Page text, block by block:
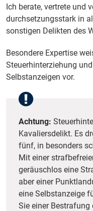
Ich berate, vertrete und
durchsetzungsstark in
sonstigen Delikten des
Besondere Expertise
Steuerhinterziehung
Selbstanzeigen vor.
Achtung:
Kavaliersdelikt. Es
fünf, in besonders
Mit einer
geräuschlos eine
aber einer
eine Selbstanzeige
Sie einer Bestrafung